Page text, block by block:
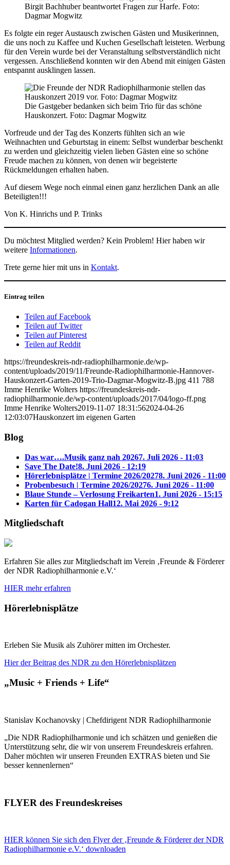
Birgit Bachhuber beantwortet Fragen zur Harfe. Foto:
Dagmar Mogwitz
Es folgte ein reger Austausch zwischen Gästen und Musikerinnen,
die uns noch zu Kaffee und Kuchen Gesellschaft leisteten. Werbung
für den Verein wurde bei der Veranstaltung selbstverständlich nicht
vergessen. Anschließend konnten wir den Abend mit einigen Gästen
entspannt ausklingen lassen.
Die Gastgeber bedanken sich beim Trio für das schöne
Hauskonzert. Foto: Dagmar Mogwitz
Vorfreude und der Tag des Konzerts fühlten sich an wie
Weihnachten und Geburtstag in einem: Selbst wunderbar beschenkt
zu werden und gleichzeitig vielen lieben Gästen eine so schöne
Freude machen zu können, von denen wir begeisterte
Rückmeldungen erhalten haben.
Auf diesem Wege noch einmal einen ganz herzlichen Dank an alle
Beteiligten!!!
Von K. Hinrichs und P. Trinks
Du möchtest Mitglied werden? Kein Problem! Hier haben wir
weitere Informationen.
Trete gerne hier mit uns in Kontakt.
Eintrag teilen
Teilen auf Facebook
Teilen auf Twitter
Teilen auf Pinterest
Teilen auf Reddit
https://freundeskreis-ndr-radiophilharmonie.de/wp-
content/uploads/2019/11/Freunde-Radiophilharmonie-Hannover-
Hauskonzert-Garten-2019-Trio-Dagmar-Mogwitz-B.jpg 411 788
Imme Henrike Wolters https://freundeskreis-ndr-
radiophilharmonie.de/wp-content/uploads/2017/04/logo-ff.png
Imme Henrike Wolters2019-11-07 18:31:562024-04-26
12:03:07Hauskonzert im eigenen Garten
Blog
Das war….Musik ganz nah 20267. Juli 2026 - 11:03
Save The Date!8. Juni 2026 - 12:19
Hörerlebnisplätze | Termine 2026/20278. Juni 2026 - 11:00
Probenbesuch | Termine 2026/20276. Juni 2026 - 11:00
Blaue Stunde – Verlosung Freikarten1. Juni 2026 - 15:15
Karten für Cadogan Hall12. Mai 2026 - 9:12
Mitgliedschaft
Erfahren Sie alles zur Mitgliedschaft im Verein ‚Freunde & Förderer
der NDR Radiophilharmonie e.V.‘
HIER mehr erfahren
Hörerlebnisplätze
Erleben Sie Musik als Zuhörer mitten im Orchester.
Hier der Beitrag des NDR zu den Hörerlebnisplätzen
„Music + Friends + Life“
Stanislav Kochanovsky | Chefdirigent NDR Radiophilharmonie
„Die NDR Radiophilharmonie und ich schätzen und genießen die
Unterstützung sehr, die wir von unserem Freundeskreis erfahren.
Daher möchten wir unseren Freunden EXTRAS bieten und Sie
besser kennenlernen“
FLYER des Freundeskreises
HIER können Sie sich den Flyer der ‚Freunde & Förderer der NDR
Radiophilharmonie e.V.‘ downloaden